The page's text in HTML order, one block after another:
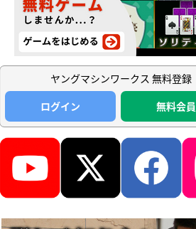
ヤングマシンワークス 無料登録
ログイン
無料会員